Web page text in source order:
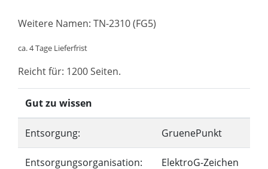
Weitere Namen: TN-2310 (FG5)
ca. 4 Tage Lieferfrist
Reicht für: 1200 Seiten.
Gut zu wissen
Entsorgung: GruenePunkt
Entsorgungsorganisation: ElektroG-Zeichen